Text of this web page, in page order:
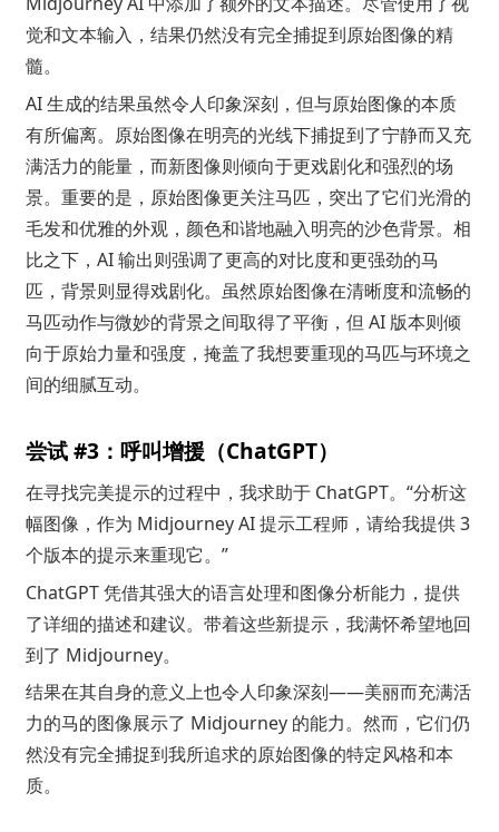
觉和文本输入，结果仍然没有完全捕捉到原始图像的精
髓。
AI 生成的结果虽然令人印象深刻，但与原始图像的本质
有所偏离。原始图像在明亮的光线下捕捉到了宁静而又充
满活力的能量，而新图像则倾向于更戏剧化和强烈的场
景。重要的是，原始图像更关注马匹，突出了它们光滑的
毛发和优雅的外观，颜色和谐地融入明亮的沙色背景。相
比之下，AI 输出则强调了更高的对比度和更强劲的马
匹，背景则显得戏剧化。虽然原始图像在清晰度和流畅的
马匹动作与微妙的背景之间取得了平衡，但 AI 版本则倾
向于原始力量和强度，掩盖了我想要重现的马匹与环境之
间的细腻互动。
尝试 #3：呼叫增援（ChatGPT）
在寻找完美提示的过程中，我求助于 ChatGPT。“分析这
幅图像，作为 Midjourney AI 提示工程师，请给我提供 3
个版本的提示来重现它。”
ChatGPT 凭借其强大的语言处理和图像分析能力，提供
了详细的描述和建议。带着这些新提示，我满怀希望地回
到了 Midjourney。
结果在其自身的意义上也令人印象深刻——美丽而充满活
力的马的图像展示了 Midjourney 的能力。然而，它们仍
然没有完全捕捉到我所追求的原始图像的特定风格和本
质。